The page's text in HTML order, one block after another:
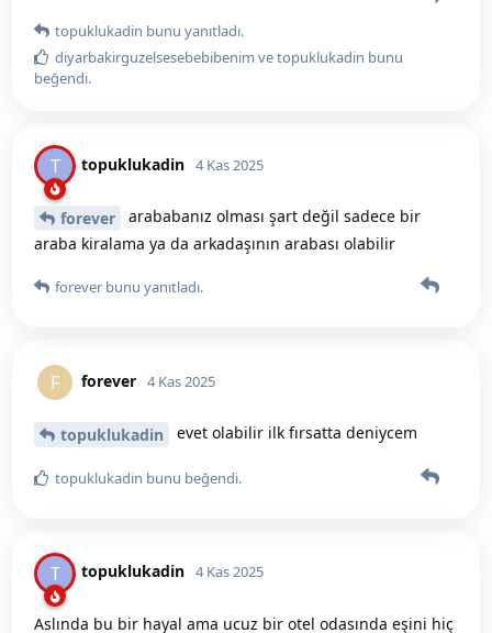
topuklukadin bunu yanıtladı.
diyarbakirguzelsesebebibenim vetopuklukadin bunu
beğendi.
T topuklukadin 4 Kas 2025
forever
arababanız olması şart değil sadece bir
araba kiralama ya da arkadaşının arabası olabilir
forever bunu yanıtladı.
F forever 4 Kas 2025
topuklukadin evet olabilir ilk fırsatta deniycem
topuklukadin bunu beğendi.
T topuklukadin 4 Kas 2025
Aslında bu bir hayal ama ucuz bir otel odasında eşini hiç